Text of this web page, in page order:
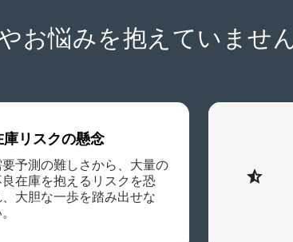
お悩みを抱えていませ
庫リスクの懸念
要予測の難しさから、大量の
良在庫を抱えるリスクを恐
、大胆な一歩を踏み出せな